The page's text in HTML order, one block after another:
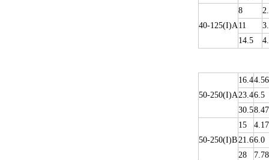
40-125(I)A
8
11
14.5
50-250(I)A
16.44.56
23.46.5
30.58.47
50-250(I)B
15
4.17
21.66.0
28
7.78